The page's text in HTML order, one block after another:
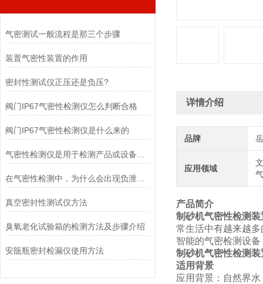
气密测试一般流程是那三个步骤
装置气密性装置的作用
密封性测试仪正压还是负压?
阀门IP67气密性检测仪怎么判断合格
阀门IP67气密性检测仪是什么来的
在气密性检测中，为什么会出现负泄漏值？
真空密封性测试仪方法
臭氧老化试验箱的检测方法及步骤介绍
安瓿瓶密封检漏仪使用方法
详情介绍
品牌
应用领域
产品简介
制砂机气密性检测
常生活中有越来越
智能的气密检测设
制砂机气密性检测
适用背景
应用背景：自然界